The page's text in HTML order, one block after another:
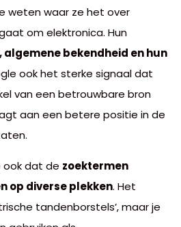
weten waar ze het over
om elektronica. Hun
bekendheid en hun
ook het sterke signaal dat
van een betrouwbare bron
aan een betere positie in de
ook dat de zoektermen
op diverse plekken. Het
tandenborstels’, maar je